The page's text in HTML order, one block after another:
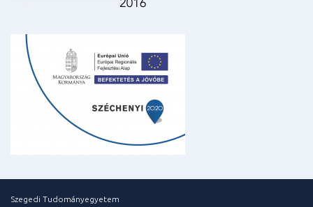
Szegedi Tudományegyetem